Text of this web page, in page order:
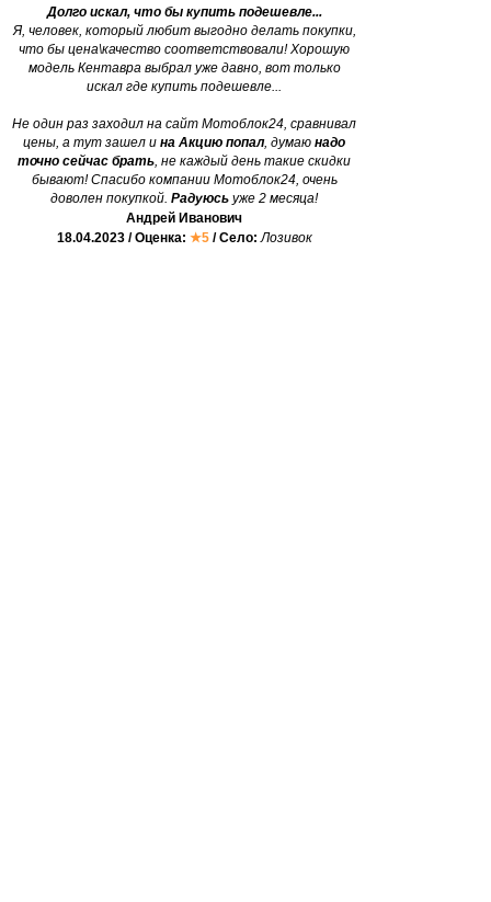
Долго искал, что бы купить подешевле...
Я, человек, который любит выгодно делать покупки,
что бы цена\качество соответствовали! Хорошую
модель Кентавра выбрал уже давно, вот только
искал где купить подешевле...
Не один раз заходил на сайт Мотоблок24, сравнивал
цены, а тут зашел и на Акцию попал, думаю надо
точно сейчас брать, не каждый день такие скидки
бывают! Спасибо компании Мотоблок24, очень
доволен покупкой. Радуюсь уже 2 месяца!
Андрей Иванович
18.04.2023 / Оценка: ★5 / Село: Лозивок